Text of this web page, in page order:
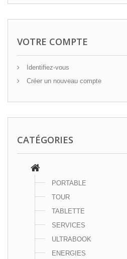
VOTRE COMPTE
Identifiez-vous
Créer un nouveau compte
CATÉGORIES
PORTABLE
TOUR
TABLETTE
SERVICES
ULTRABOOK
ENERGIES